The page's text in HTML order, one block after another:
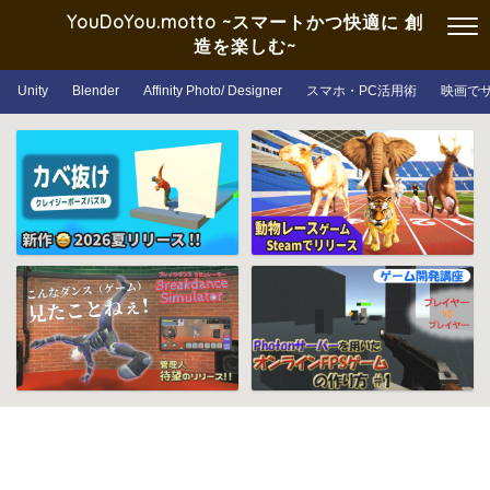
YouDoYou.motto ~スマートかつ快適に 創
造を楽しむ~
Unity Blender Affinity Photo/ Designer スマホ・PC活用術 映画で